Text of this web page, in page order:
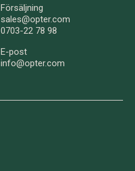
Försäljning
sales@opter.com
0703-22 78 98
E-post
info@opter.com